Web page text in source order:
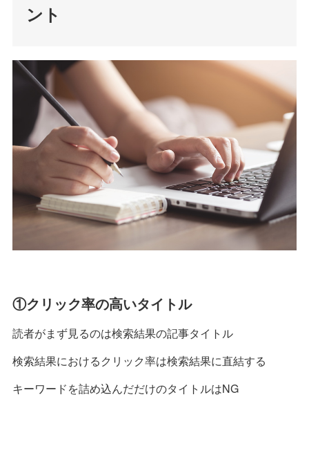
ント
①クリック率の高いタイトル
読者がまず見るのは検索結果の記事タイトル
検索結果におけるクリック率は検索結果に直結する
キーワードを詰め込んだだけのタイトルはNG